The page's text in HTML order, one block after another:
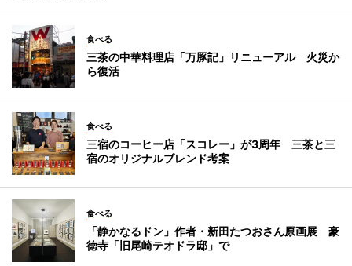
食べる
三茶の中華料理店「万豚記」リニューアル 火災か
ら復活
食べる
三宿のコーヒー店「スコレー」が3周年 三茶と三
宿のオリジナルブレンド考案
食べる
「静かなるドン」作者・新田たつおさん原画展 豪
徳寺「旧尾崎テオドラ邸」で